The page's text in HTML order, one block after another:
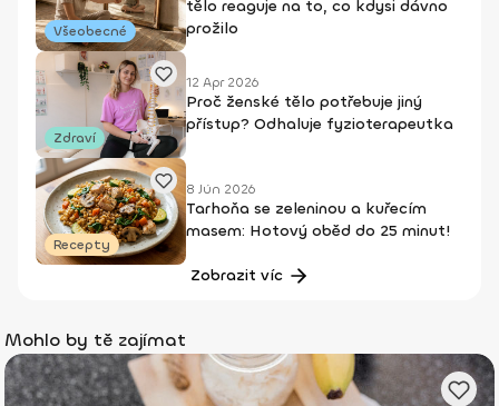
Všeobecné
tělo reaguje na to, co kdysi dávno
prožilo
Zdraví
12 Apr 2026
Proč ženské tělo potřebuje jiný
přístup? Odhaluje fyzioterapeutka
Recepty
8 Jún 2026
Tarhoňa se zeleninou a kuřecím
masem: Hotový oběd do 25 minut!
Zobrazit víc
Mohlo by tě zajímat